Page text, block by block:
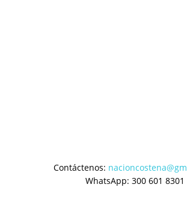
Contáctenos:
WhatsApp: 300 601 8301